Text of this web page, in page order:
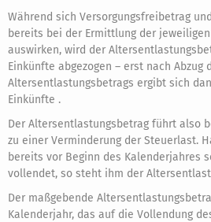
Während sich Versorgungsfreibetrag
bereits bei der Ermittlung der
auswirken, wird der
Einkünfte abgezogen – erst nach Abzug
Altersentlastungsbetrags ergibt sich
Einkünfte .
Der Altersentlastungsbetrag führt also
zu einer Verminderung der Steuerlast.
bereits vor Beginn des Kalenderjahres
vollendet, so steht ihm der
Der maßgebende
Kalenderjahr, das auf die Vollendung